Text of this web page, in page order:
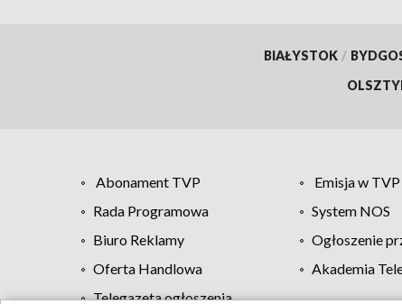
BIAŁYSTOK /
Abonament TVP Emisja w TVP
Rada Programowa
System NOS
Biuro Reklamy
Ogłoszenie
Oferta Handlowa
Akademia
Telegazeta ogłoszenia